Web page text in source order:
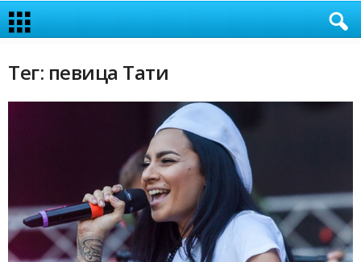
Тег: певица Тати